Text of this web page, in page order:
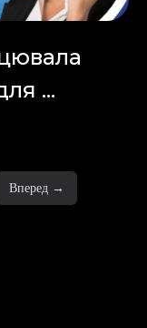
...
Вперед →